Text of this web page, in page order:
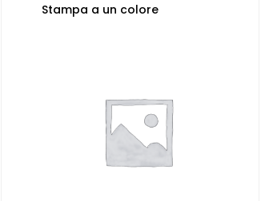
Stampa a un colore